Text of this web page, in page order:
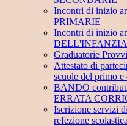
Incontri di inizio
PRIMARIE
Incontri di inizio
DELL'INFANZIA
Graduatorie
Attestato di
scuole del primo e
BANDO
ERRATA
Iscrizione servizi
refezione